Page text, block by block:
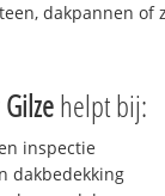
dakpannen of
Gilzehelpt bij:
inspectie
dakbedekking